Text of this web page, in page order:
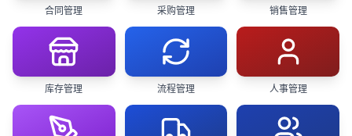
合同管理 采购管理 销售管理
库存管理 流程管理 人事管理